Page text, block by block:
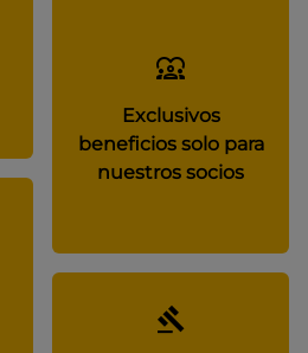
Exclusivos
beneficios solo para
nuestros socios